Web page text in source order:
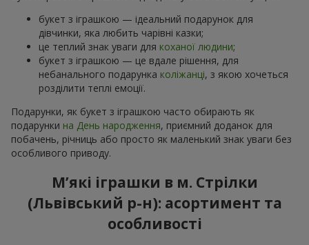
букет з іграшкою — ідеальний подарунок для
дівчинки, яка любить чарівні казки;
це теплий знак уваги для коханої людини;
букет з іграшкою — це вдале рішення, для
небанального подарунка коліжанці, з якою хочеться
розділити теплі емоції.
Подарунки, як букет з іграшкою часто обирають як
подарунки на День народження, приємний доданок для
побачень, річниць або просто як маленький знак уваги без
особливого приводу.
М’які іграшки в м. Стрілки
(Львівський р-н): асортимент та
особливості